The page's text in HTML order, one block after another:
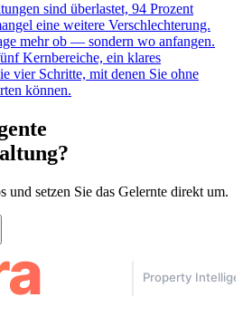
sind überlastet, 94 Prozent
eine weitere Verschlechterung.
mehr ob — sondern wo anfangen.
Kernbereiche, ein klares
vier Schritte, mit denen Sie ohne
können.
und setzen Sie das Gelernte direkt um.